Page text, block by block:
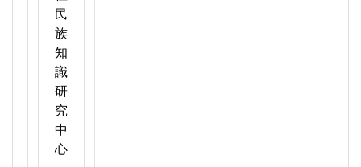
民
族
知
識
研
究
中
心